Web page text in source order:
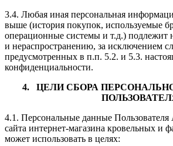
3.4. Любая иная персональная
выше (история покупок, используемые
операционные системы и т.д.)
и нераспространению, за исключением
предусмотренных в п.п. 5.2. и 5.3.
конфиденциальности.
4. ЦЕЛИ СБОРА
4.1. Персональные данные
сайта интернет-магазина кровельных и
может использовать в целях: